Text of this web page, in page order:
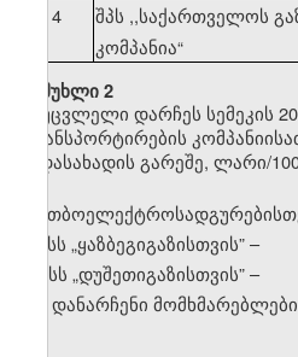
4
შპს ,,საქართველოს
კომპანია“
მუხლი 2
უცვლელი დარჩეს სემეკის
ტრანსპორტირების
გადასახადის გარეშე, ლარი/
ა)
ბ) სს„ყაზბეგიგაზისთვის” –
გ) სს„დუშეთიგაზისთვის” –
დ) დანარჩენი